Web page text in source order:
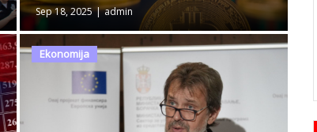
Sep 18, 2025 | admin
Ekonomija